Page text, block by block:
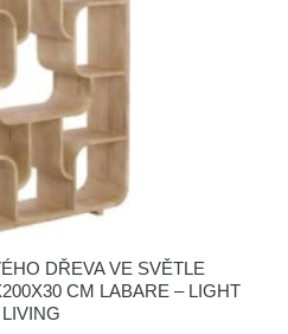
DŘEVA VE SVĚTLE
CM LABARE – LIGHT